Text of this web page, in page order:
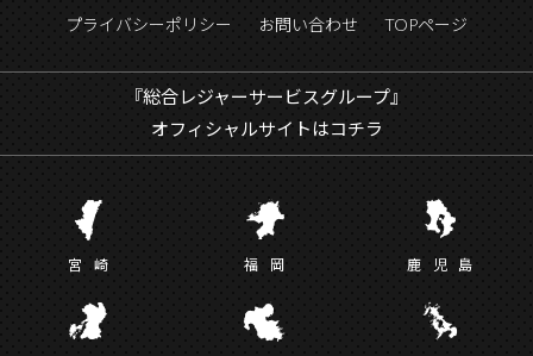
プライバシーポリシー
お問い合わせ TOPページ
『総合レジャーサービスグループ』
オフィシャルサイトはコチラ
宮 崎 福 岡 鹿児 島